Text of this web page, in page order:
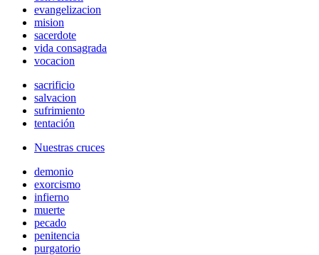
evangelizacion
mision
sacerdote
vida consagrada
vocacion
sacrificio
salvacion
sufrimiento
tentación
Nuestras cruces
demonio
exorcismo
infierno
muerte
pecado
penitencia
purgatorio